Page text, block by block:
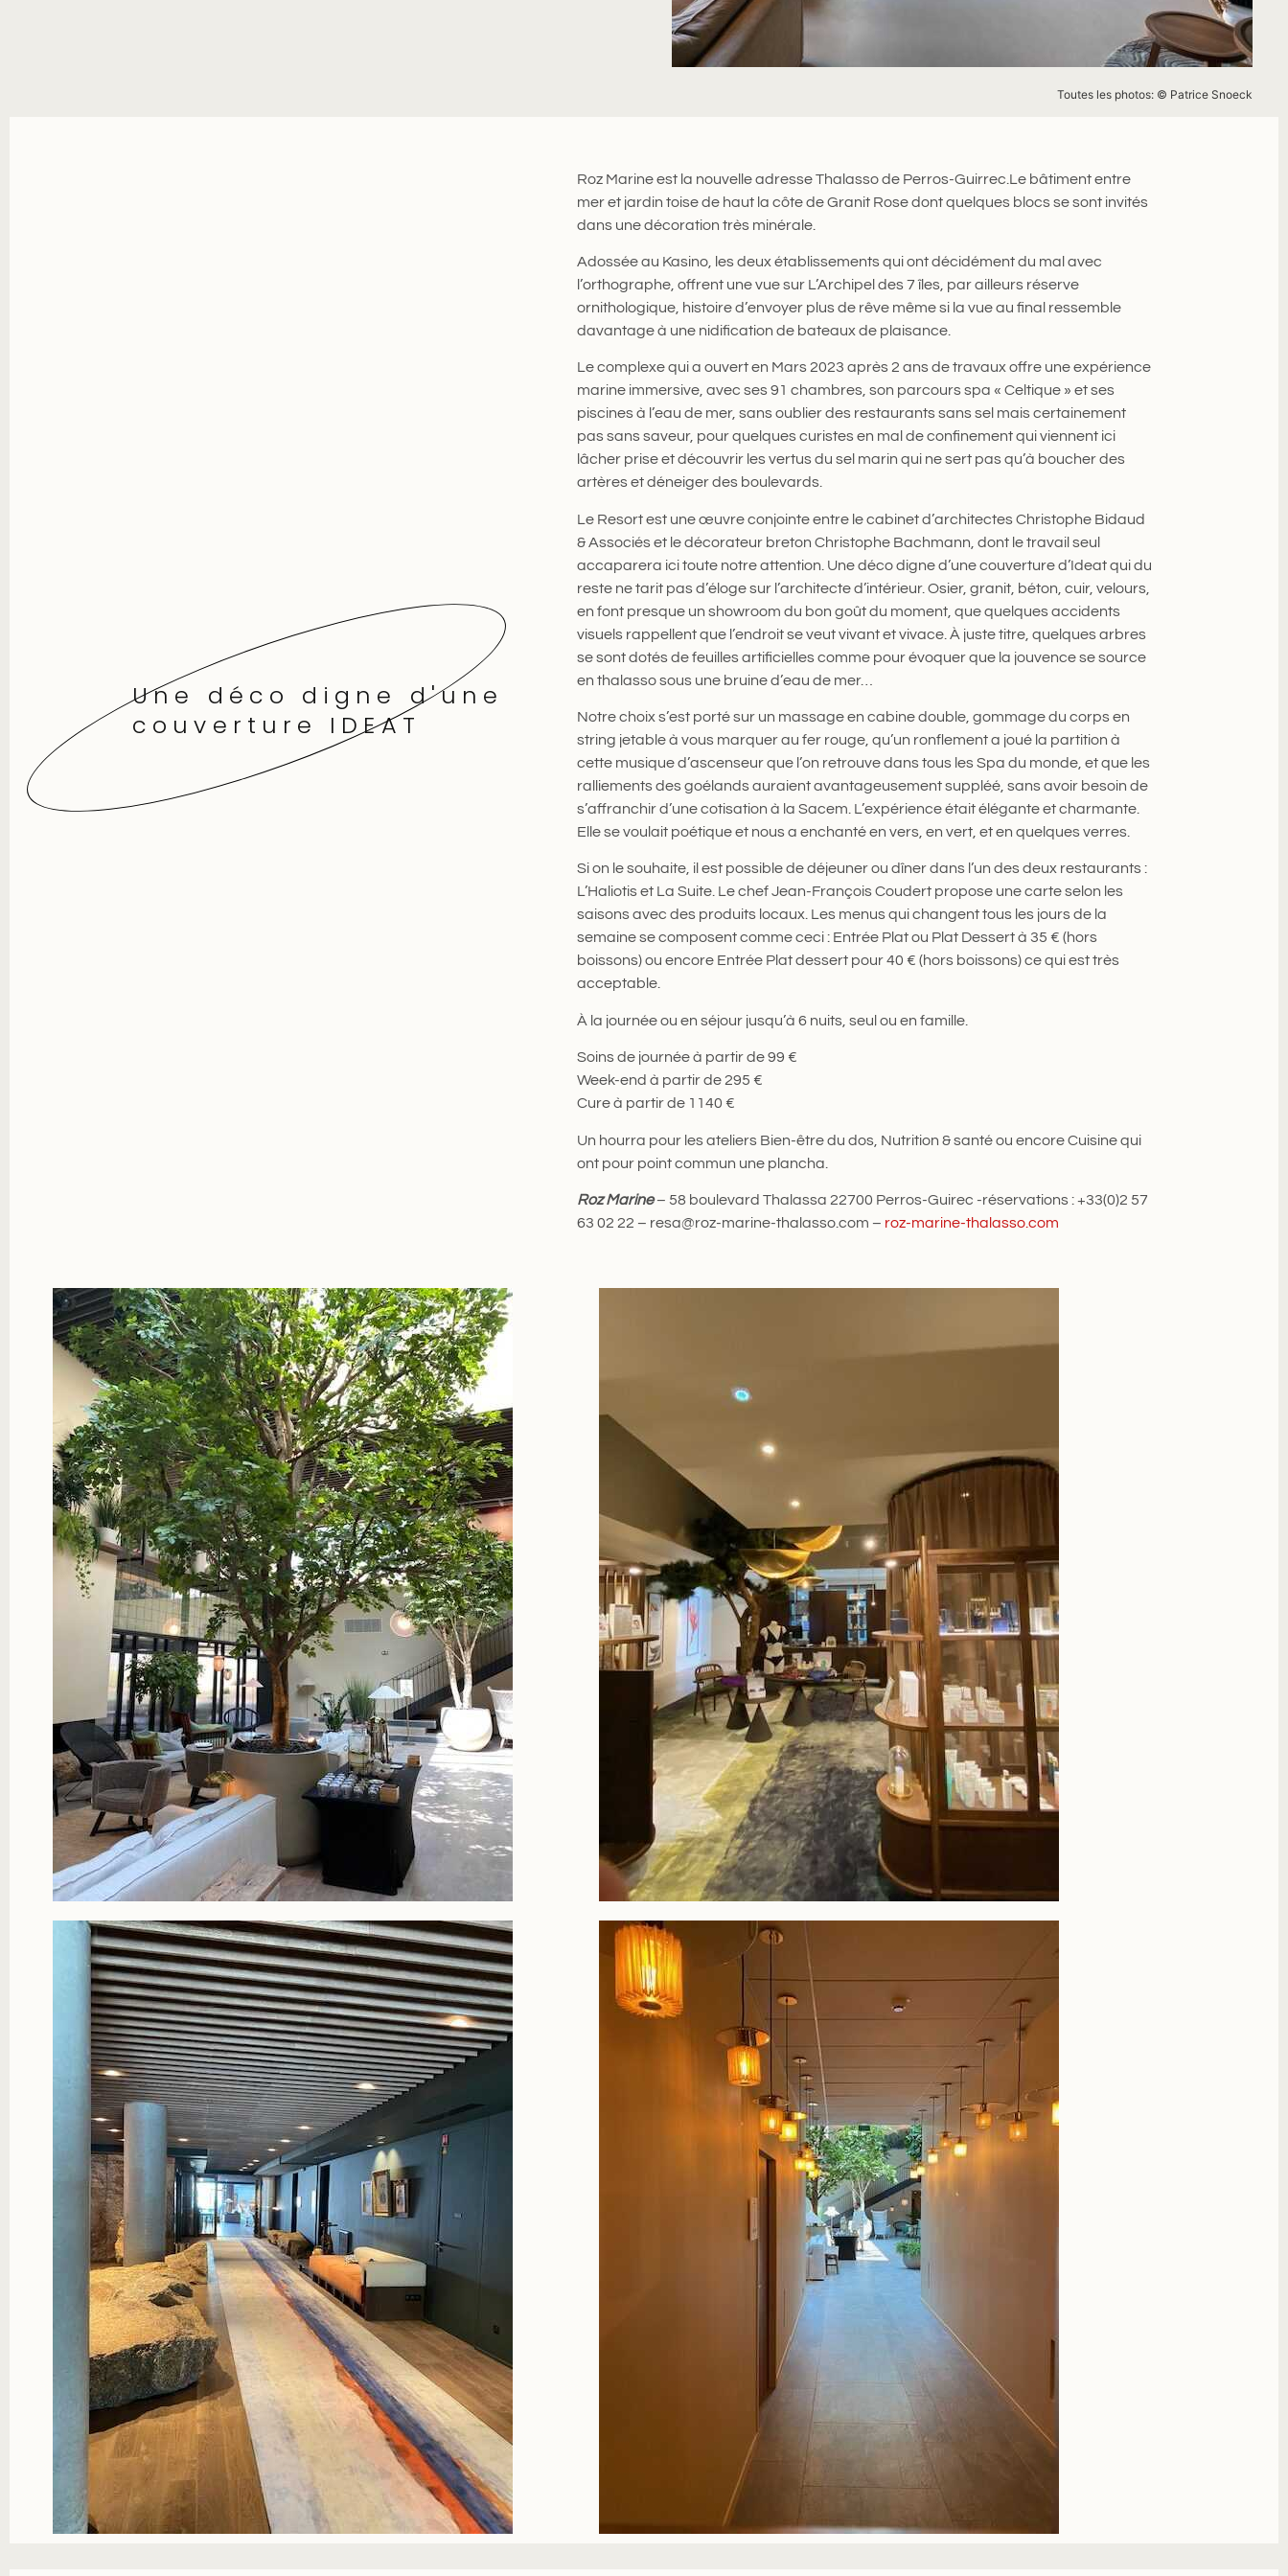
Toutes les photos: © Patrice Snoeck
Une déco digne d'une
couverture IDEAT
Roz Marine est la nouvelle adresse Thalasso de Perros-Guirrec.Le bâtiment entre
mer et jardin toise de haut la côte de Granit Rose dont quelques blocs se sont invités
dans une décoration très minérale.
Adossée au Kasino, les deux établissements qui ont décidément du mal avec
l’orthographe, offrent une vue sur L’Archipel des 7 îles, par ailleurs réserve
ornithologique, histoire d’envoyer plus de rêve même si la vue au final ressemble
davantage à une nidification de bateaux de plaisance.
Le complexe qui a ouvert en Mars 2023 après 2 ans de travaux offre une expérience
marine immersive, avec ses 91 chambres, son parcours spa « Celtique » et ses
piscines à l’eau de mer, sans oublier des restaurants sans sel mais certainement
pas sans saveur, pour quelques curistes en mal de confinement qui viennent ici
lâcher prise et découvrir les vertus du sel marin qui ne sert pas qu’à boucher des
artères et déneiger des boulevards.
Le Resort est une œuvre conjointe entre le cabinet d’architectes Christophe Bidaud
& Associés et le décorateur breton Christophe Bachmann, dont le travail seul
accaparera ici toute notre attention. Une déco digne d’une couverture d’Ideat qui du
reste ne tarit pas d’éloge sur l’architecte d’intérieur. Osier, granit, béton, cuir, velours,
en font presque un showroom du bon goût du moment, que quelques accidents
visuels rappellent que l’endroit se veut vivant et vivace. À juste titre, quelques arbres
se sont dotés de feuilles artificielles comme pour évoquer que la jouvence se source
en thalasso sous une bruine d’eau de mer…
Notre choix s’est porté sur un massage en cabine double, gommage du corps en
string jetable à vous marquer au fer rouge, qu’un ronflement a joué la partition à
cette musique d’ascenseur que l’on retrouve dans tous les Spa du monde, et que les
ralliements des goélands auraient avantageusement suppléé, sans avoir besoin de
s’affranchir d’une cotisation à la Sacem. L’expérience était élégante et charmante.
Elle se voulait poétique et nous a enchanté en vers, en vert, et en quelques verres.
Si on le souhaite, il est possible de déjeuner ou dîner dans l’un des deux restaurants :
L’Haliotis et La Suite. Le chef Jean-François Coudert propose une carte selon les
saisons avec des produits locaux. Les menus qui changent tous les jours de la
semaine se composent comme ceci : Entrée Plat ou Plat Dessert à 35 € (hors
boissons) ou encore Entrée Plat dessert pour 40 € (hors boissons) ce qui est très
acceptable.
À la journée ou en séjour jusqu’à 6 nuits, seul ou en famille.
Soins de journée à partir de 99 €
Week-end à partir de 295 €
Cure à partir de 1140 €
Un hourra pour les ateliers Bien-être du dos, Nutrition & santé ou encore Cuisine qui
ont pour point commun une plancha.
Roz Marine– 58 boulevard Thalassa 22700 Perros-Guirec -réservations : +33(0)2 57
63 02 22 – resa@roz-marine-thalasso.com – roz-marine-thalasso.com